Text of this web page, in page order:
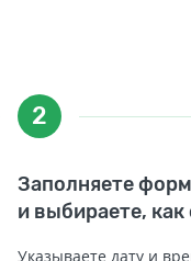
2
Заполняете
и выбираете, как
Указываете дату и